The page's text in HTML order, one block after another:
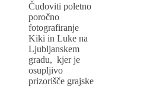
Čudoviti poletno
poročno
fotografiranje
Kiki in Luke na
Ljubljanskem
gradu, kjer je
osupljivo
prizorišče grajske